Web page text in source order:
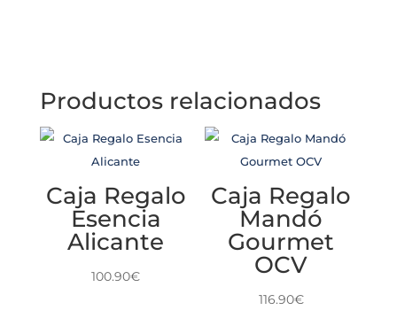
Productos relacionados
Caja Regalo
Esencia
Alicante
100.90€
Caja Regalo
Mandó
Gourmet
OCV
116.90€